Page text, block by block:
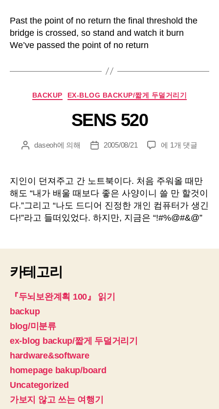
작
자
날
짜
no
Past the point of no return the final threshold the
bridge is crossed, so stand and watch it burn
We’ve passed the point of no return
카
고
리
BACKUP EX-BLOG BACKUP/짧게 두덜거리기
SENS 520
게
작
성
자
daseoh에 의해
게
날
짜
2005/08/21
SENS
에 1개 댓글
지인이 던져주고 간 노트북이다. 처음 주워올 때만
해도 “내가 배울 때보다 좋은 사양이니 쓸 만 할것이
다.”그리고 “나도 드디어 진정한 개인 컴퓨터가 생긴
다!”라고 들떠있었다. 하지만, 지금은 “!#%@#&@”
카테고리
『두뇌보완계획 100』 읽기
backup
blog/미분류
ex-blog backup/짧게 두덜거리기
hardware&software
homepage bakup/board
Uncategorized
가보지 않고 쓰는 여행기